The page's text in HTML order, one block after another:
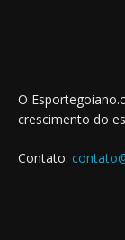
O
crescimento do
Contato: